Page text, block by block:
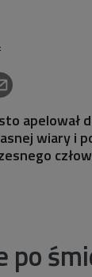
apelował
wiary i
po